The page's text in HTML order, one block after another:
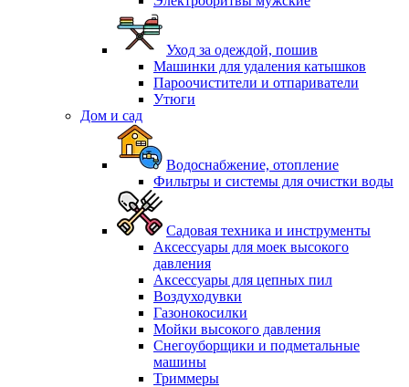
Уход за одеждой, пошив
Машинки для удаления катышков
Пароочистители и отпариватели
Утюги
Дом и сад
Водоснабжение, отопление
Фильтры и системы для очистки воды
Садовая техника и инструменты
Аксессуары для моек высокого
давления
Аксессуары для цепных пил
Воздуходувки
Газонокосилки
Мойки высокого давления
Снегоуборщики и подметальные
машины
Триммеры